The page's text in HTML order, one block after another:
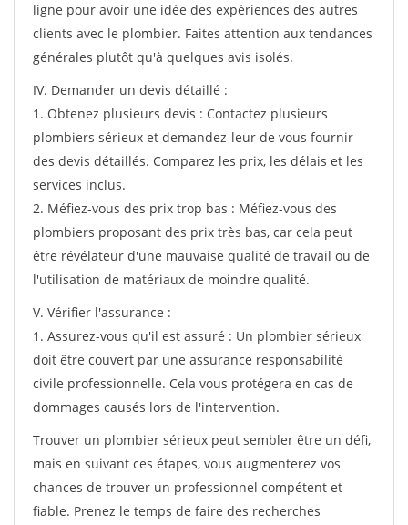
ligne pour avoir une idée des expériences des autres
clients avec le plombier. Faites attention aux tendances
générales plutôt qu'à quelques avis isolés.
IV. Demander un devis détaillé :
1. Obtenez plusieurs devis : Contactez plusieurs
plombiers sérieux et demandez-leur de vous fournir
des devis détaillés. Comparez les prix, les délais et les
services inclus.
2. Méfiez-vous des prix trop bas : Méfiez-vous des
plombiers proposant des prix très bas, car cela peut
être révélateur d'une mauvaise qualité de travail ou de
l'utilisation de matériaux de moindre qualité.
V. Vérifier l'assurance :
1. Assurez-vous qu'il est assuré : Un plombier sérieux
doit être couvert par une assurance responsabilité
civile professionnelle. Cela vous protégera en cas de
dommages causés lors de l'intervention.
Trouver un plombier sérieux peut sembler être un défi,
mais en suivant ces étapes, vous augmenterez vos
chances de trouver un professionnel compétent et
fiable. Prenez le temps de faire des recherches